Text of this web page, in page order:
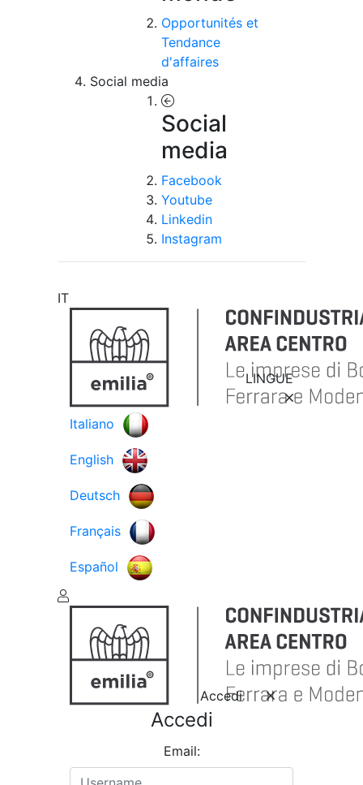
Opportunités et
Tendance
d'affaires
Social media
Social
media
Facebook
Youtube
Linkedin
Instagram
IT
LINGUE
Italiano
English
Deutsch
Français
Español
Accedi
Accedi
Email: